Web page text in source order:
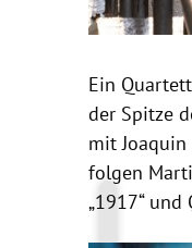
Ein
der Spitze
mit
folgen
„1917“ und